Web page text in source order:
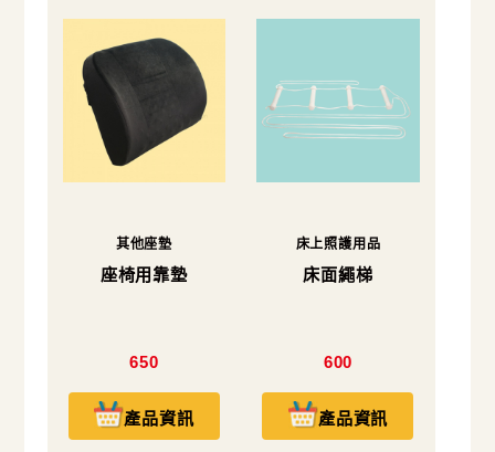
其他座墊
座椅用靠墊
650
產品資訊
床上照護用品
床面繩梯
600
產品資訊